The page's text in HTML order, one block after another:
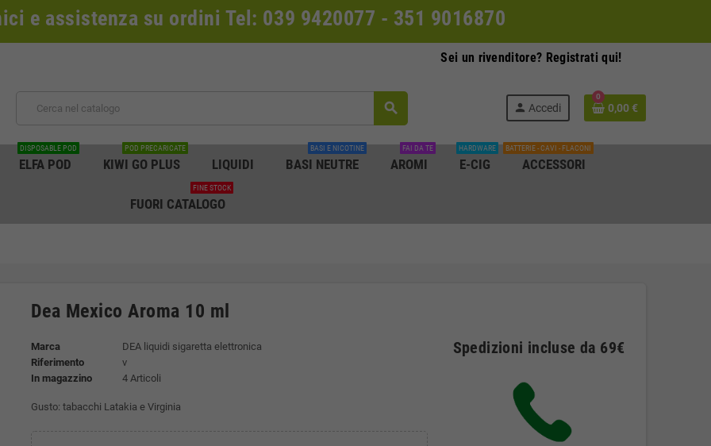
e assistenza su ordini Tel: 039 9420077 - 351 9016870
Sei un rivenditore? Registrati qui!
search person Accedi
0
0,00 €
ELFA POD
DISPOSABLE POD
KIWI GO PLUS
POD PRECARICATE
LIQUIDI BASI NEUTRE
BASI E NICOTINE
AROMI
FAI DA TE
E-CIG
HARDWARE
ACCESSORI
BATTERIE - CAVI - FLACONI
FUORI CATALOGO
FINE STOCK
Dea Mexico Aroma 10 ml
Marca
DEA liquidi sigaretta elettronica
Riferimento
v
In magazzino
4 Articoli
Gusto: tabacchi Latakia e Virginia
Spedizioni incluse da 69€